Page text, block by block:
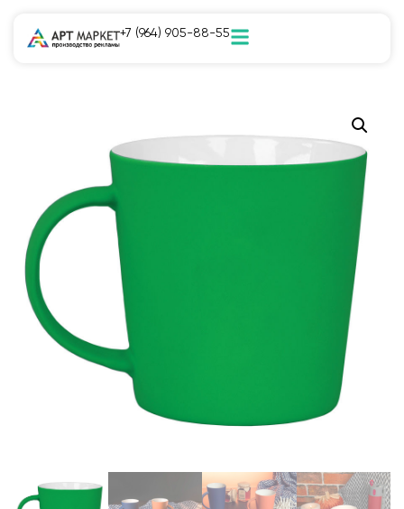
+7 (964) 905-88-55